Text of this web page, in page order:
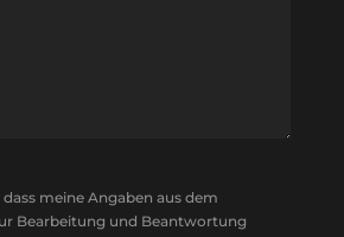
meine Angaben aus dem
Bearbeitung und Beantwortung